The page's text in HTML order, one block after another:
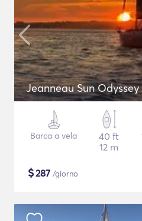
Jeanneau Sun Odyssey
Barca a vela
40 ft
12 m
$287 /giorno